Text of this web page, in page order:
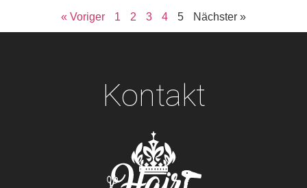
« Voriger 1 2 3 4 5 Nächster »
Kontakt